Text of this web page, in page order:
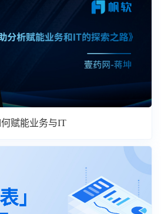
赋能业务与IT